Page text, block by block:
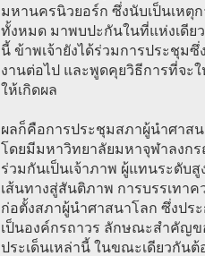
มหานครนิวยอร์ก ซึ่งนับเป็นเหตุ
ทั้งหมด มาพบปะกันในที่แห่งเดีย
นี้ ข้าพเจ้ายังได้ร่วมการประชุม
งานต่อไป และพูดคุยวิธีการที่จะ
ให้เกิดผล
ผลก็คือการประชุมสภาผู้นำศาส
โดยมีมหาวิทยาลัยมหาจุฬาลงก
ร่วมกันเป็นเจ้าภาพ ผู้แทนระดับ
เส้นทางสู่สันติภาพ การบรรเทา
ก่อตั้งสภาผู้นำศาสนาโลก ซึ่งปร
เป็นองค์กรถาวร ลักษณะสำคัญ
ประเด็นเหล่านี้ ในขณะเดียวกัน